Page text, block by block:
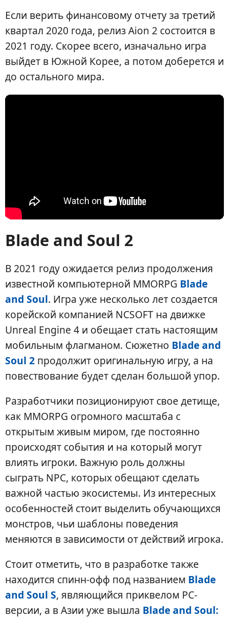
Если верить финансовому отчету за третий
квартал 2020 года, релиз Aion 2 состоится в
2021 году. Скорее всего, изначально игра
выйдет в Южной Корее, а потом доберется и
до остального мира.
Blade and Soul 2
В 2021 году ожидается релиз продолжения
известной компьютерной MMORPG Blade
and Soul. Игра уже несколько лет создается
корейской компанией NCSOFT на движке
Unreal Engine 4 и обещает стать настоящим
мобильным флагманом. Сюжетно Blade and
Soul 2 продолжит оригинальную игру, а на
повествование будет сделан большой упор.
Разработчики позиционируют свое детище,
как MMORPG огромного масштаба с
открытым живым миром, где постоянно
происходят события и на который могут
влиять игроки. Важную роль должны
сыграть NPC, которых обещают сделать
важной частью экосистемы. Из интересных
особенностей стоит выделить обучающихся
монстров, чьи шаблоны поведения
меняются в зависимости от действий игрока.
Стоит отметить, что в разработке также
находится спинн-офф под названием Blade
and Soul S, являющийся приквелом PC-
версии, а в Азии уже вышла Blade and Soul: